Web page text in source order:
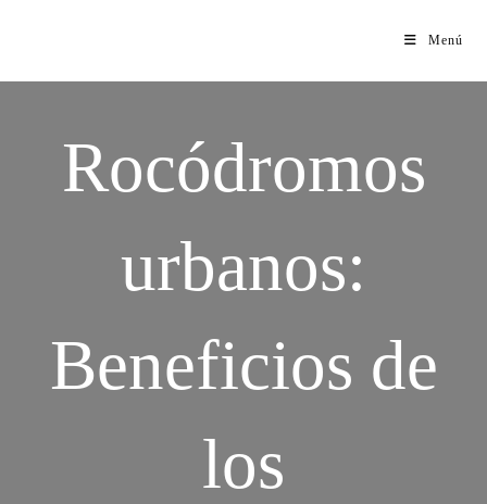
Menú
Rocódromos
urbanos:
Beneficios de
los